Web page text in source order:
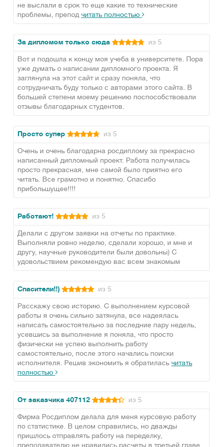
не выслали в срок то еще какие то технические
проблемы, препод читать полностью
За дипломом только сюда из 5
Вот и подошла к концу моя учеба в университете. Пора
уже думать о написании дипломного проекта. Я
заглянула на этот сайт и сразу поняла, что
сотрудничать буду только с авторами этого сайта. В
большей степени моему решению поспособствовали
отзывы благодарных студентов.
Просто супер из 5
Очень и очень благодарна росдиплому за прекрасно
написанный дипломный проект. Работа получилась
просто прекрасная, мне самой было приятно его
читать. Все грамотно и понятно. Спасибо
прибольшущее!!!!
Работают! из 5
Делали с другом заявки на отчеты по практике.
Выполняли ровно неделю, сделали хорошо, и мне и
другу, научные руководители были довольны) С
удовольствием рекомендую вас всем знакомым
Спасители!!) из 5
Расскажу свою историю. С выполнением курсовой
работы я очень сильно затянула, все надеялась
написать самостоятельно за последние пару недель,
усевшись за выполнение я поняла, что просто
физически не успею выполнить работу
самостоятельно, после этого начались поиски
исполнителя. Решив экономить я обратилась читать
полностью
От заказчика 407112 из 5
Фирма Росдиплом делала для меня курсовую работу
по статистике. В целом справились, но дважды
пришлось отправлять работу на переделку,